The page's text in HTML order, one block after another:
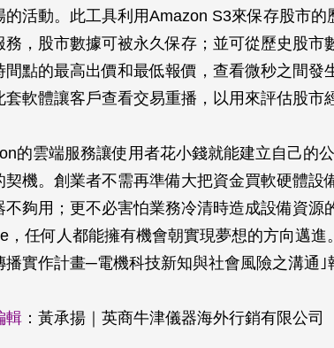
的活動。此工具利用Amazon S3來保存股市
務，股市數據可被永久保存；並可從歷史股市
間點的最高出價和最低報價，查看微秒之間發
套軟體讓客戶查看交易重播，以用來評估股市
的雲端服務讓使用者花小錢就能建立自己的
契機。創業者不需再準備大把資金買軟硬體設
不夠用；更不必害怕業務冷清時造成設備資源
，任何人都能擁有機會朝實現夢想的方向邁進
播實作計畫─電機科技新知與社會風險之溝通｣
輯 ：黃承揚｜英商牛津儀器海外行銷有限公司